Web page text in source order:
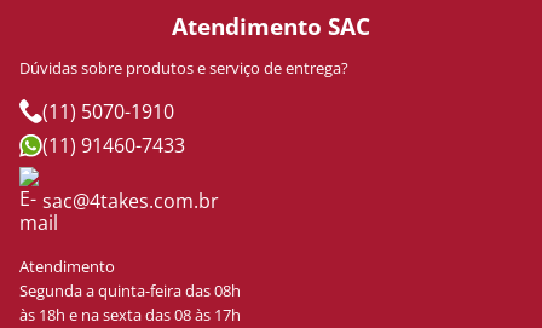
Atendimento SAC
Dúvidas sobre produtos e serviço de entrega?
(11) 5070-1910
(11) 91460-7433
sac@4takes.com.br
Atendimento
Segunda a quinta-feira das 08h
às 18h e na sexta das 08 às 17h